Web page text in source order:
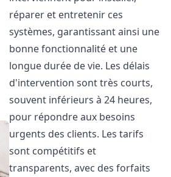
réparer et entretenir ces
systèmes, garantissant ainsi une
bonne fonctionnalité et une
longue durée de vie. Les délais
d'intervention sont très courts,
souvent inférieurs à 24 heures,
pour répondre aux besoins
urgents des clients. Les tarifs
sont compétitifs et
transparents, avec des forfaits